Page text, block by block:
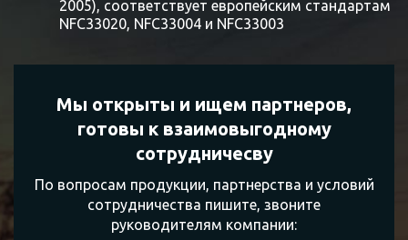
2005), соответствует европейским стандартам
NFC33020, NFC33004 и NFC33003
Мы открыты и ищем партнеров,
готовы квзаимовыгодному
сотрудничесву
По вопросам продукции, партнерства и условий
сотрудничества пишите, звоните
руководителям компании: